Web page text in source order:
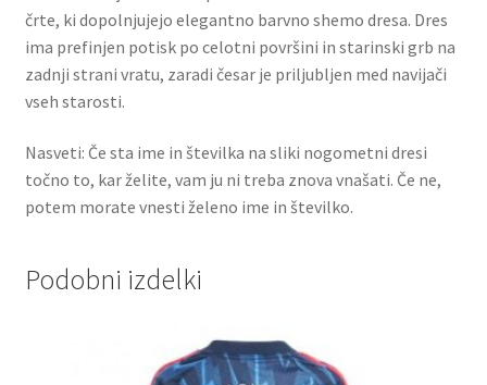
črte, ki dopolnjujejo elegantno barvno shemo dresa. Dres
ima prefinjen potisk po celotni površini in starinski grb na
zadnji strani vratu, zaradi česar je priljubljen med navijači
vseh starosti.
Nasveti: Če sta ime in številka na sliki nogometni dresi
točno to, kar želite, vam ju ni treba znova vnašati. Če ne,
potem morate vnesti želeno ime in številko.
Podobni izdelki